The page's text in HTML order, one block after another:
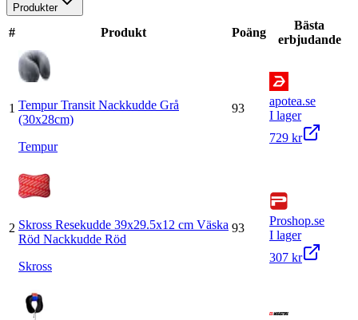
Produkter
# Produkt Poäng
Bästa
erbjudande
1 Tempur Transit Nackkudde Grå
(30x28cm)
Tempur
93
apotea.se
I lager
729 kr
2 Skross Resekudde 39x29.5x12 cm Väska
Röd Nackkudde Röd
Skross
93
Proshop.se
I lager
307 kr